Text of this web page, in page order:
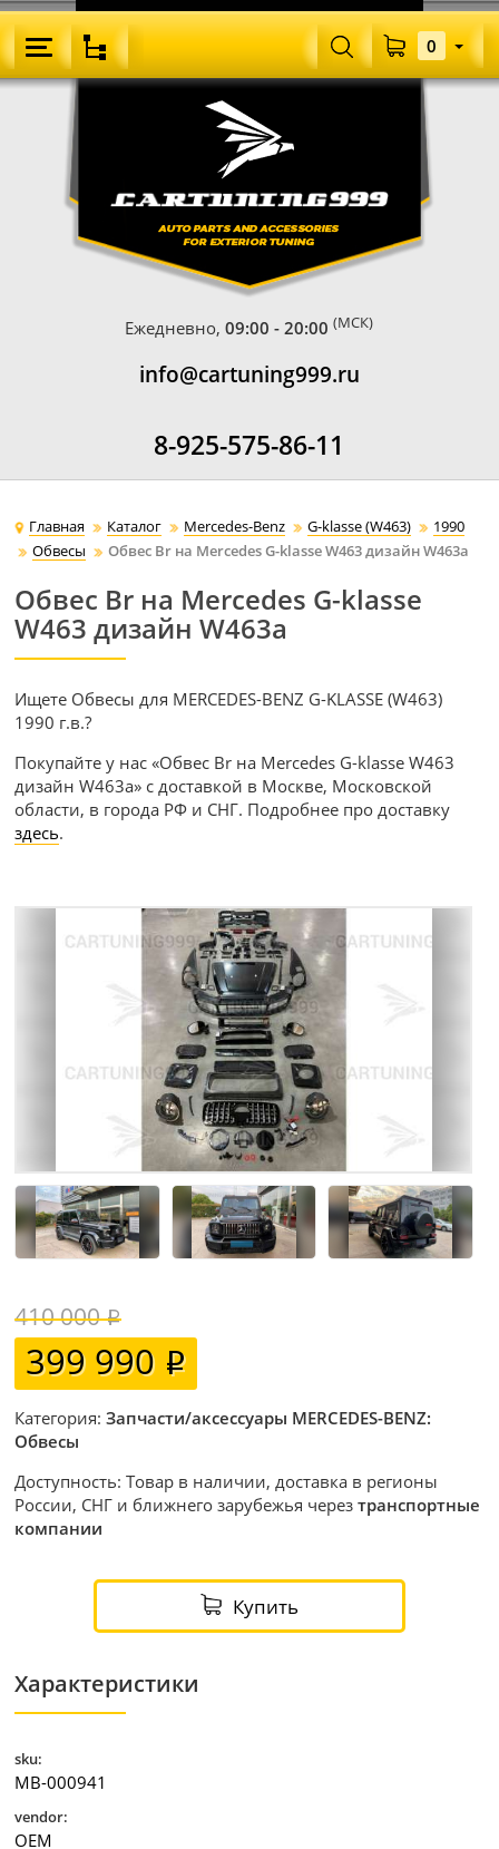
Ежедневно,09:00 - 20:00 (МСК)
info@cartuning999.ru
8-925-575-86-11
0
Главная Каталог Mercedes-Benz G-klasse (W463)
1990
Обвесы
Обвес Br на Mercedes G-klasse W463 дизайн W463a
Обвес Br на Mercedes G-klasse
W463 дизайн W463a
Ищете Обвесы для MERCEDES-BENZ G-KLASSE (W463)
1990 г.в.?
Покупайте у нас «Обвес Br на Mercedes G-klasse W463
дизайн W463a» с доставкой в Москве, Московской
области, в города РФ и СНГ. Подробнее про доставку
здесь.
410 000
399 990
Категория:Запчасти/аксессуары MERCEDES-BENZ:
Обвесы
Доступность: Товар в наличии, доставка в регионы
России, СНГ и ближнего зарубежья черезтранспортные
компании
Купить
Характеристики
sku:
MB-000941
vendor:
OEM